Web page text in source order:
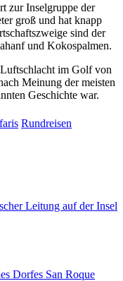
zur Inselgruppe der
groß und hat knapp
sind der
und Kokospalmen.
im Golf von
Meinung der meisten
Geschichte war.
Rundreisen
Leitung auf der Insel
Dorfes San Roque